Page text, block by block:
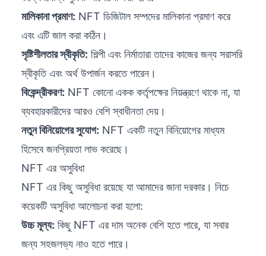
মালিকানা প্রমাণ: NFT ডিজিটাল সম্পদের মালিকানা প্রমাণ করে
এবং এটি জাল করা কঠিন।
সৃষ্টিশীলতার স্বীকৃতি: শিল্পী এবং নির্মাতারা তাদের কাজের জন্য সরাসরি
স্বীকৃতি এবং অর্থ উপার্জন করতে পারেন।
বিকেন্দ্রীকরণ: NFT কোনো একক কর্তৃপক্ষের নিয়ন্ত্রণে থাকে না, যা
ব্যবহারকারীদের আরও বেশি স্বাধীনতা দেয়।
নতুন বিনিয়োগের সুযোগ: NFT একটি নতুন বিনিয়োগের মাধ্যম
হিসেবে জনপ্রিয়তা লাভ করেছে।
NFT এর অসুবিধা
NFT এর কিছু অসুবিধা রয়েছে যা আমাদের জানা দরকার। নিচে
কয়েকটি অসুবিধা আলোচনা করা হলো:
উচ্চ মূল্য: কিছু NFT এর দাম অনেক বেশি হতে পারে, যা সবার
জন্য সহজলভ্য নাও হতে পারে।